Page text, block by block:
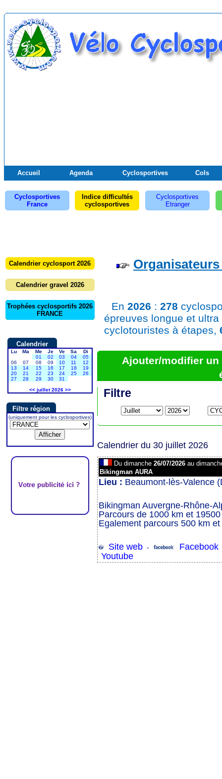
Accueil Agenda Cyclosportives Cols
Cyclosportives
France
Indice difficultés
cyclosportives
Cyclosportives
Etranger
Calendrier cyclosport 2026
Calendrier gravel 2026
Trophées cyclosportifs 2026
FRANCE
Calendrier
Lu Ma Me Je Ve Sa
Di
01
02 03 04
05
06
07 08 09 10 11
12
13
14 15 16 17 18
19
20
21 22 23 24 25
26
27
28 29 30
31
<< juillet 2026 >>
Filtre région
(uniquement pour les cyclosportives)
En 2026 : 278
épreuves longue et
cyclotouristes à étapes,
Ajouter/modifier un
Filtre
Calendrier du 30 juillet 2026
Du dimanche 26/07/2026au
Bikingman AURA
Lieu : Beaumont-lès-
Bikingman Auvergne-Rhône-
Parcours de 1000 km et
Egalement parcours 500 km
Site web- Facebook
Youtube